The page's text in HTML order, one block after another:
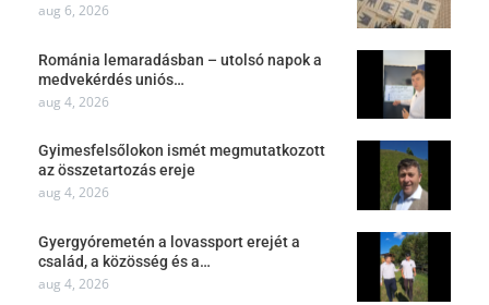
aug 6, 2026
Románia lemaradásban – utolsó napok a
medvekérdés uniós…
aug 4, 2026
Gyimesfelsőlokon ismét megmutatkozott
az összetartozás ereje
aug 4, 2026
Gyergyóremetén a lovassport erejét a
család, a közösség és a…
aug 4, 2026